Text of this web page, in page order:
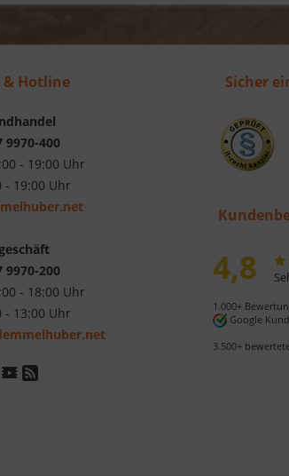
& Hotline
9970-400
- 19:00 Uhr
- 19:00 Uhr
9970-200
- 18:00 Uhr
- 13:00 Uhr
Sicher
4,8
1.000+
Google
3.500+